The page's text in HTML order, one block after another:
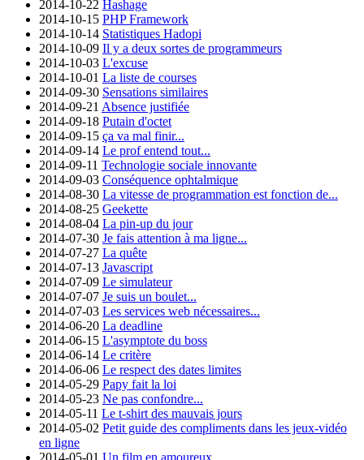
2014-10-22 Hashage
2014-10-15 PHP Framework
2014-10-14 Statistiques Hadopi
2014-10-09 Il y a deux sortes de programmeurs
2014-10-03 L'excuse
2014-10-01 La liste de courses
2014-09-30 Sensations similaires
2014-09-21 Absence justifiée
2014-09-18 Putain d'octet
2014-09-15 ça va mal finir...
2014-09-14 Le prof entend tout...
2014-09-11 Technologie sociale innovante
2014-09-03 Conséquence ophtalmique
2014-08-30 La vitesse de programmation est fonction de...
2014-08-25 Geekette
2014-08-04 La pin-up du jour
2014-07-30 Je fais attention à ma ligne...
2014-07-27 La quête
2014-07-13 Javascript
2014-07-09 Le simulateur
2014-07-07 Je suis un boulet...
2014-07-03 Les services web nécessaires...
2014-06-20 La deadline
2014-06-15 L'asymptote du boss
2014-06-14 Le critère
2014-06-06 Le respect des dates limites
2014-05-29 Papy fait la loi
2014-05-23 Ne pas confondre...
2014-05-11 Le t-shirt des mauvais jours
2014-05-02 Petit guide des compliments dans les jeux-vidéo
en ligne
2014-05-01 Un film en amoureux